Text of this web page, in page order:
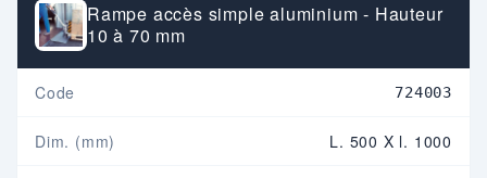
Rampe accès simple aluminium - Hauteur
10 à 70 mm
Code 724003
Dim. (mm) L. 500 X l. 1000